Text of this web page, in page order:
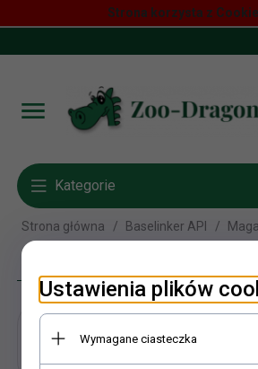
Strona korzysta z
Kategorie
Strona główna Baselinker API
Hilton
Ustawienia plików
Wymagane ciasteczka